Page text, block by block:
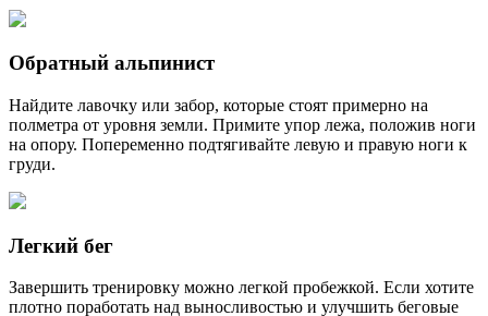
Обратный альпинист
Найдите лавочку или забор, которые стоят примерно на
полметра от уровня земли. Примите упор лежа, положив ноги
на опору. Попеременно подтягивайте левую и правую ноги к
груди.
Легкий бег
Завершить тренировку можно легкой пробежкой. Если хотите
плотно поработать над выносливостью и улучшить беговые